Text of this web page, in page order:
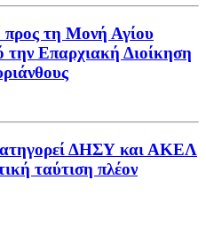
προς τη Μονή Αγίου
Επαρχιακή Διοίκηση
ΔΗΣΥ και ΑΚΕΛ
ταύτιση πλέον